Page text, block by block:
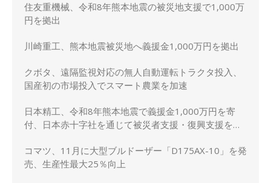
住友重機械、令和8年熊本地震の被災地支援で1,000万
円を拠出
川崎重工、熊本地震被災地へ義援金1,000万円を拠出
クボタ、遠隔監視対応の無人自動運転トラクタ投入、
国産初の市場投入でスマート農業を加速
日本精工、令和8年熊本地震で義援金1,000万円を寄
付、日本赤十字社を通じて被災者支援・復興支援を実
コマツ、11月に大型ブルドーザー「D175AX-10」を発
売、生産性最大25％向上